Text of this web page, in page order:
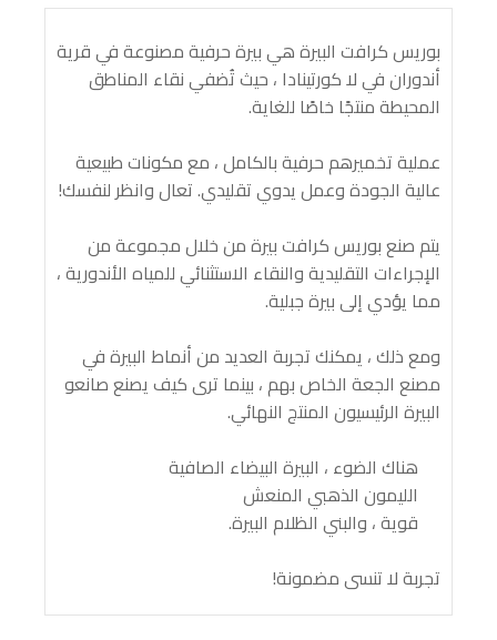
بوريس كرافت البيرة هي بيرة حرفية مصنوعة في قرية
أندوران في لا كورتينادا ، حيث تُضفي نقاء المناطق
المحيطة منتجًا خاصًا للغاية.
عملية تخميرهم حرفية بالكامل ، مع مكونات طبيعية
عالية الجودة وعمل يدوي تقليدي. تعال وانظر لنفسك!
يتم صنع بوريس كرافت بيرة من خلال مجموعة من
الإجراءات التقليدية والنقاء الاستثنائي للمياه الأندورية ،
مما يؤدي إلى بيرة جبلية.
ومع ذلك ، يمكنك تجربة العديد من أنماط البيرة في
مصنع الجعة الخاص بهم ، بينما ترى كيف يصنع صانعو
البيرة الرئيسيون المنتج النهائي.
هناك الضوء ، البيرة البيضاء الصافية
الليمون الذهبي المنعش
قوية ، والبني الظلام البيرة.
تجربة لا تنسى مضمونة!